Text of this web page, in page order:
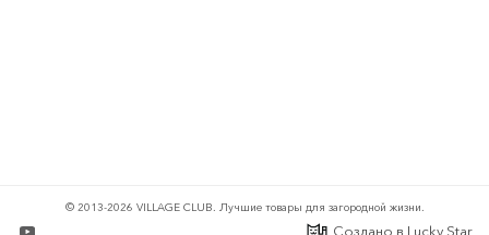
© 2013-2026 VILLAGE CLUB. Лучшие товары для загородной жизни.
Создано в Lucky Star